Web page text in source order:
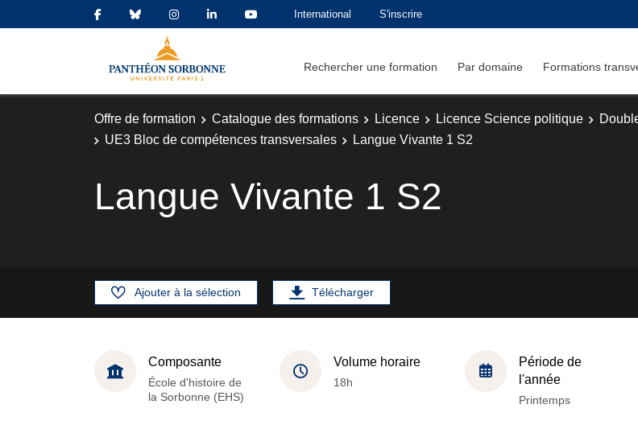
International S'inscrire
Rechercher une formation Par domaine Formations
Offre de formation Catalogue des formations Licence Licence Science politique
UE3 Bloc de compétences transversales
Langue Vivante 1 S2
Langue Vivante 1 S2
Ajouter à la sélection Télécharger
Composante
École d'histoire de
la Sorbonne (EHS)
Volume horaire
18h
Période de
l'année
Printemps